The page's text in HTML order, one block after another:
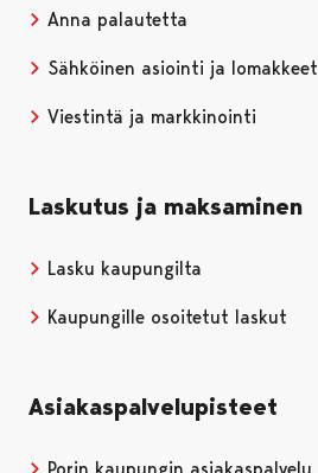
Anna palautetta
Sähköinen asiointi ja lomakkeet
Viestintä ja markkinointi
Laskutus ja maksaminen
Lasku kaupungilta
Kaupungille osoitetut laskut
Asiakaspalvelupisteet